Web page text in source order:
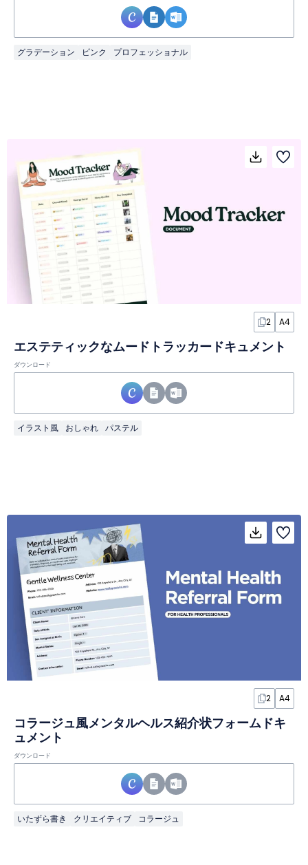
グラデーション ピンク プロフェッショナル
2 A4
エステティックなムードトラッカードキュメント
ダウンロード
イラスト風 おしゃれ パステル
2 A4
コラージュ風メンタルヘルス紹介状フォームドキ
ュメント
ダウンロード
いたずら書き クリエイティブ コラージュ